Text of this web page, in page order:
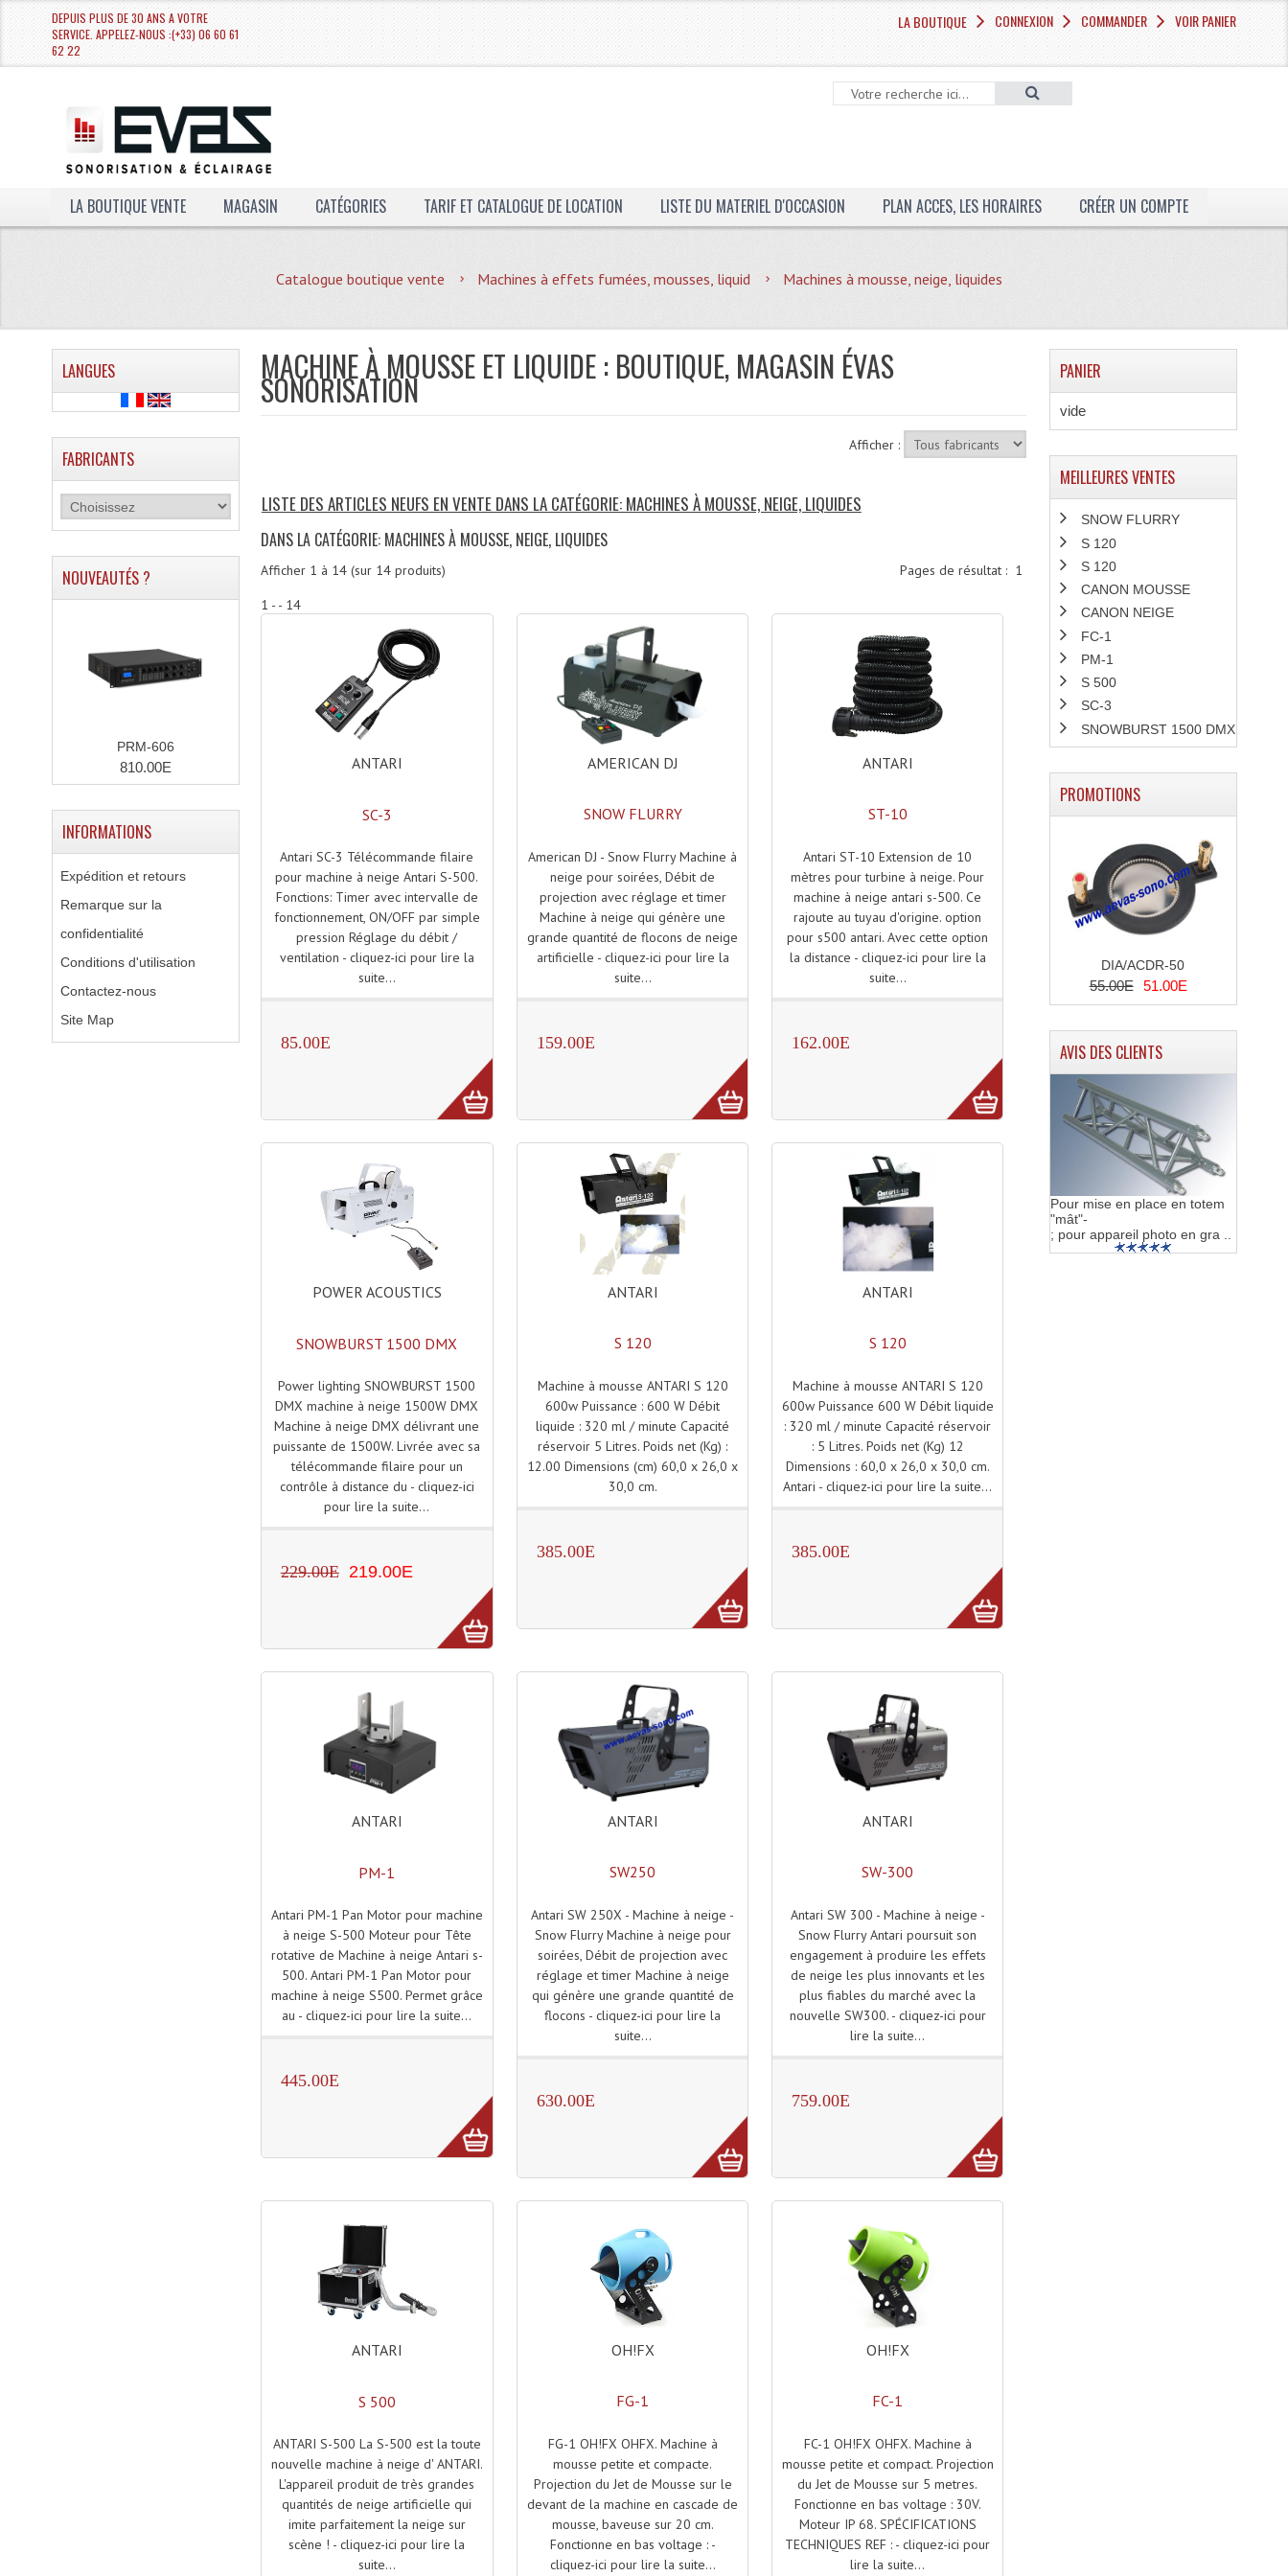
DEPUIS PLUS DE 30 ANS A VOTRE
SERVICE. APPELEZ-NOUS :(+33) 06 60 61
62 22
LA BOUTIQUE CONNEXION COMMANDER VOIR PANIER
LA BOUTIQUE VENTE MAGASIN CATÉGORIES TARIF ET CATALOGUE DE LOCATION LISTE DU MATERIEL D'OCCASION PLAN ACCES, LES HORAIRES CRÉER UN COMPTE
Catalogue boutique vente Machines à effets fumées, mousses, liquid Machines à mousse, neige, liquides
MACHINE À MOUSSE ET LIQUIDE : BOUTIQUE, MAGASIN ÉVAS
SONORISATION
Afficher :
LISTE DES ARTICLES NEUFS EN VENTE DANS LA CATÉGORIE: MACHINES À MOUSSE, NEIGE, LIQUIDES
DANS LA CATÉGORIE: MACHINES À MOUSSE, NEIGE, LIQUIDES
Pages de résultat : 1
Afficher 1 à 14(sur 14produits)
1 - - 14
ANTARI
SC-3
Antari SC-3 Télécommande filaire
pour machine à neige Antari S-500.
Fonctions: Timer avec intervalle de
fonctionnement, ON/OFF par simple
pression Réglage du débit /
ventilation - cliquez-ici pour lire la
suite...
85.00E
AMERICAN DJ
SNOW FLURRY
American DJ - Snow Flurry Machine à
neige pour soirées, Débit de
projection avec réglage et timer
Machine à neige qui génère une
grande quantité de flocons de neige
artificielle - cliquez-ici pour lire la
suite...
159.00E
ANTARI
ST-10
Antari ST-10 Extension de 10
mètres pour turbine à neige. Pour
machine à neige antari s-500. Ce
rajoute au tuyau d'origine. option
pour s500 antari. Avec cette option
la distance - cliquez-ici pour lire la
suite...
162.00E
POWER ACOUSTICS
SNOWBURST 1500 DMX
Power lighting SNOWBURST 1500
DMX machine à neige 1500W DMX
Machine à neige DMX délivrant une
puissante de 1500W. Livrée avec sa
télécommande filaire pour un
contrôle à distance du - cliquez-ici
pour lire la suite...
229.00E 219.00E
ANTARI
S 120
Machine à mousse ANTARI S 120
600w Puissance : 600 W Débit
liquide : 320 ml / minute Capacité
réservoir 5 Litres. Poids net (Kg) :
12.00 Dimensions (cm) 60,0 x 26,0 x
30,0 cm.
385.00E
ANTARI
S 120
Machine à mousse ANTARI S 120
600w Puissance 600 W Débit liquide
: 320 ml / minute Capacité réservoir
: 5 Litres. Poids net (Kg) 12
Dimensions : 60,0 x 26,0 x 30,0 cm.
Antari - cliquez-ici pour lire la suite...
385.00E
ANTARI
PM-1
Antari PM-1 Pan Motor pour machine
à neige S-500 Moteur pour Tête
rotative de Machine à neige Antari s-
500. Antari PM-1 Pan Motor pour
machine à neige S500. Permet grâce
au - cliquez-ici pour lire la suite...
445.00E
ANTARI
SW250
Antari SW 250X - Machine à neige -
Snow Flurry Machine à neige pour
soirées, Débit de projection avec
réglage et timer Machine à neige
qui génère une grande quantité de
flocons - cliquez-ici pour lire la
suite...
630.00E
ANTARI
SW-300
Antari SW 300 - Machine à neige -
Snow Flurry Antari poursuit son
engagement à produire les effets
de neige les plus innovants et les
plus fiables du marché avec la
nouvelle SW300. - cliquez-ici pour
lire la suite...
759.00E
ANTARI
S 500
ANTARI S-500 La S-500 est la toute
nouvelle machine à neige d' ANTARI.
L'appareil produit de très grandes
quantités de neige artificielle qui
imite parfaitement la neige sur
scène ! - cliquez-ici pour lire la
suite...
OH!FX
FG-1
FG-1 OH!FX OHFX. Machine à
mousse petite et compacte.
Projection du Jet de Mousse sur le
devant de la machine en cascade de
mousse, baveuse sur 20 cm.
Fonctionne en bas voltage : -
cliquez-ici pour lire la suite...
OH!FX
FC-1
FC-1 OH!FX OHFX. Machine à
mousse petite et compact. Projection
du Jet de Mousse sur 5 metres.
Fonctionne en bas voltage : 30V.
Moteur IP 68. SPÉCIFICATIONS
TECHNIQUES REF : - cliquez-ici pour
lire la suite...
LANGUES
FABRICANTS
NOUVEAUTÉS ?
PRM-606
810.00E
INFORMATIONS
Expédition et retours
Remarque sur la
confidentialité
Conditions d'utilisation
Contactez-nous
Site Map
PANIER
vide
MEILLEURES VENTES
SNOW FLURRY
S 120
S 120
CANON MOUSSE
CANON NEIGE
FC-1
PM-1
S 500
SC-3
SNOWBURST 1500 DMX
PROMOTIONS
DIA/ACDR-50
55.00E 51.00E
AVIS DES CLIENTS
Pour mise en place en totem
"mât"-
; pour appareil photo en gra ..